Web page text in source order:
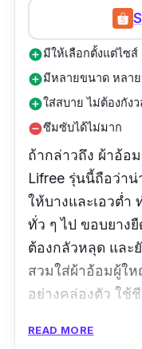
add_circleมีให้เลือกตั้งแต่ไซส์
add_circleมีหลายขนาด หลา
add_circleใส่สบาย ไม่ต้องกัง
remove_circleซึมซับได้ไม่มาก
ถ้ากล่าวถึง ผ้าอ้อ
Lifree รุ่นนี้ถือว่า
ให้บางและเอวต่ำ
ทั่ว ๆ ไป ขอบยาง
ต้องกลัวหลุด และ
สวมใส่ผ้าอ้อมผู้ใ
อย่างคล่องตัว ใช้
การปัสสาวะในระ
READ MORE